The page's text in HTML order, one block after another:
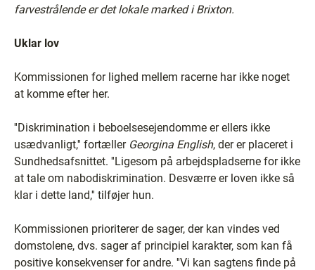
farvestrålende er det lokale marked i Brixton.
Uklar lov
Kommissionen for lighed mellem racerne har ikke noget
at komme efter her.
''Diskrimination i beboelsesejendomme er ellers ikke
usædvanligt,'' fortæller Georgina English, der er placeret i
Sundhedsafsnittet. ''Ligesom på arbejdspladserne for ikke
at tale om nabodiskrimination. Desværre er loven ikke så
klar i dette land,'' tilføjer hun.
Kommissionen prioriterer de sager, der kan vindes ved
domstolene, dvs. sager af principiel karakter, som kan få
positive konsekvenser for andre. ''Vi kan sagtens finde på